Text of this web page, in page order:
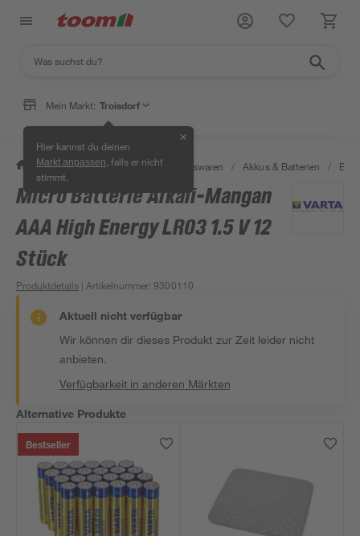
Mein Markt: Troisdorf
Hier kannst du deinen
Markt anpassen , falls er nicht
stimmt.
✕
/ Wohnen & Haushalt / Haushaltswaren / Akkus & Batterien /
Micro Batterie Alkali-Mangan
AAA High Energy LR03 1.5 V 12
Stück
Produktdetails | Artikelnummer:9300110
Aktuell nicht verfügbar
Wir können dir dieses Produkt zur Zeit leider nicht
anbieten.
Verfügbarkeit in anderen Märkten
Alternative Produkte
Bestseller